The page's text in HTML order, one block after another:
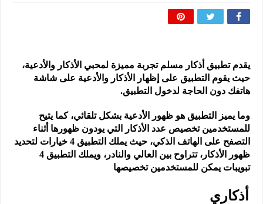
يقدم تطبيق أذكار مسلم تجربة مميزة لمحبي الأذكار والأدعية،
حيث يقوم التطبيق على إظهار الأذكار والأدعية على شاشة
هاتفك دون الحاجة لدخول التطبيق.
وما يميز التطبيق هو ظهور الأدعية بشكل تلقائي، كما يتيح
للمستخدمين تخصيص عدد الأذكار التي يودون ظهورها أثناء
التصفح على الهاتف الذكي، حيث يملك التطبيق 4 خيارات لتحديد
ظهور الأذكار، تتراوح بين العالي والنادر، ويملك التطبيق 4
تبويبات يمكن للمستخدمين تخصيصها
أذكاري